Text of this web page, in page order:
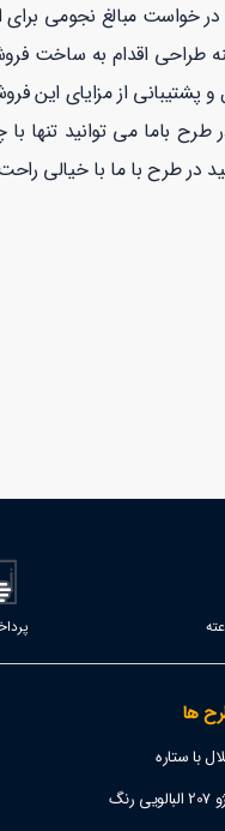
خواست مبالغ نجومی برای
اقدام به ساخت
پشتیبانی از مزایای
باما می توانید تنها
ها
با ستاره